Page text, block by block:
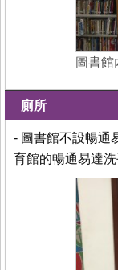
圖書館
廁所
- 圖書館不設暢通
育館的暢通易達洗